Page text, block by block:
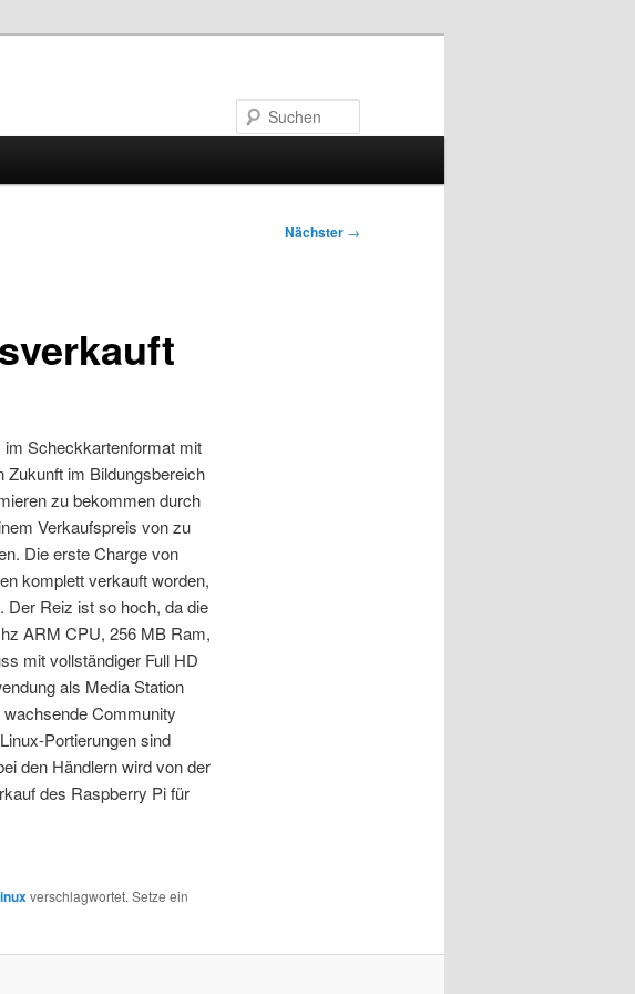
Nächster →
Scheckkartenformat mit
Zukunft im Bildungsbereich
zu bekommen durch
Verkaufspreis von zu
Die erste Charge von
komplett verkauft worden,
Der Reiz ist so hoch, da die
ARM CPU, 256 MB Ram,
mit vollständiger Full HD
als Media Station
Community
Portierungen sind
den Händlern wird von der
des Raspberry Pi für
verschlagwortet. Setze ein